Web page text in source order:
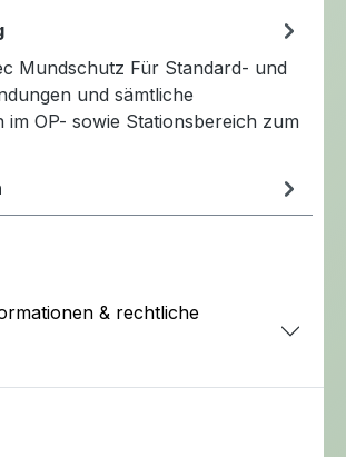
Mundschutz Für Standard- und
und sämtliche
im OP- sowie Stationsbereich zum
& rechtliche